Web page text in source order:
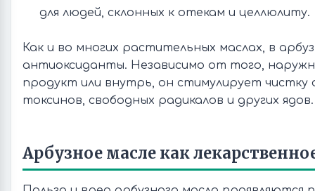
для людей, склонных к отекам и целлюлиту.
Как и во многих растительных маслах, в
антиоксиданты. Независимо от того,
продукт или внутрь, он стимулирует чистку
токсинов, свободных радикалов и других ядов.
Арбузное масле как